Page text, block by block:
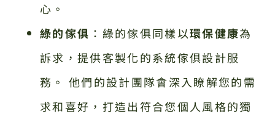
心。
綠的傢俱 ：綠的傢俱同樣以環保健康為
訴求，提供客製化的系統傢俱設計服
務。 他們的設計團隊會深入瞭解您的需
求和喜好，打造出符合您個人風格的獨